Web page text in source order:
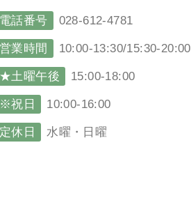
電話番号 028-612-4781
営業時間 10:00-13:30/15:30-20:00
★土曜午後 15:00-18:00
※祝日 10:00-16:00
定休日 水曜・日曜